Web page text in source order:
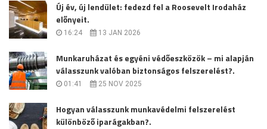
Új év, új lendület: fedezd fel a Roosevelt Irodaház
előnyeit.
16:24 13 JAN 2026
Munkaruházat és egyéni védőeszközök – mi alapján
válasszunk valóban biztonságos felszerelést?.
01:41 25 NOV 2025
Hogyan válasszunk munkavédelmi felszerelést
különböző iparágakban?.